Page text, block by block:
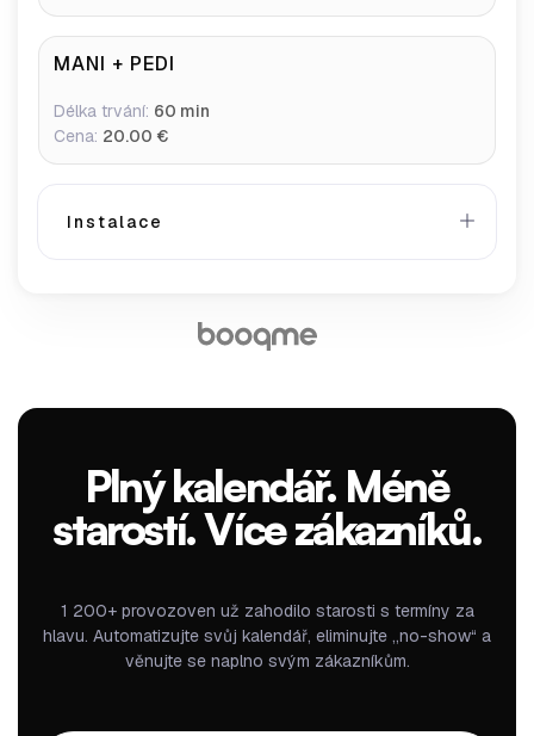
MANI + PEDI
Délka trvání: 60 min
Cena: 20.00 €
Instalace
Plný kalendář. Méně
starostí. Více zákazníků.
1 200+ provozoven už zahodilo starosti s termíny za
hlavu. Automatizujte svůj kalendář, eliminujte „no-show“ a
věnujte se naplno svým zákazníkům.